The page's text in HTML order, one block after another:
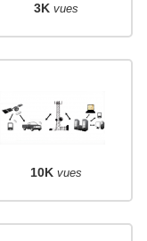
3K vues
10K vues